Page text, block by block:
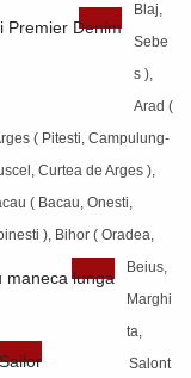
Premier Denim
maneca lunga
Blaj,
Sebe
s ),
Arad (
( Pitesti, Campulung-
Curtea de Arges ),
( Bacau, Onesti,
), Bihor ( Oradea,
Beius,
Marghi
ta,
Salont